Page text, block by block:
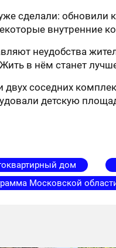
сделали:
внутренние
неудобства
в нём станет
соседних
детскую
дом
Московской